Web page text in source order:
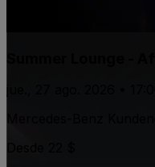
Summer Lounge -